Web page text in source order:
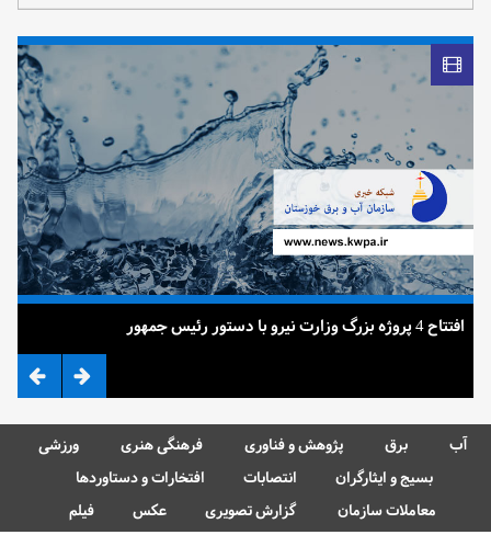
افتتاح 4 پروژه بزرگ وزارت نیرو با دستور رئیس جمهور
آب برق پژوهش و فناوری فرهنگی هنری
ورزشی
بسیج و ایثارگران
انتصابات
افتخارات و دستاوردها
معاملات سازمان
گزارش تصویری عکس فیلم